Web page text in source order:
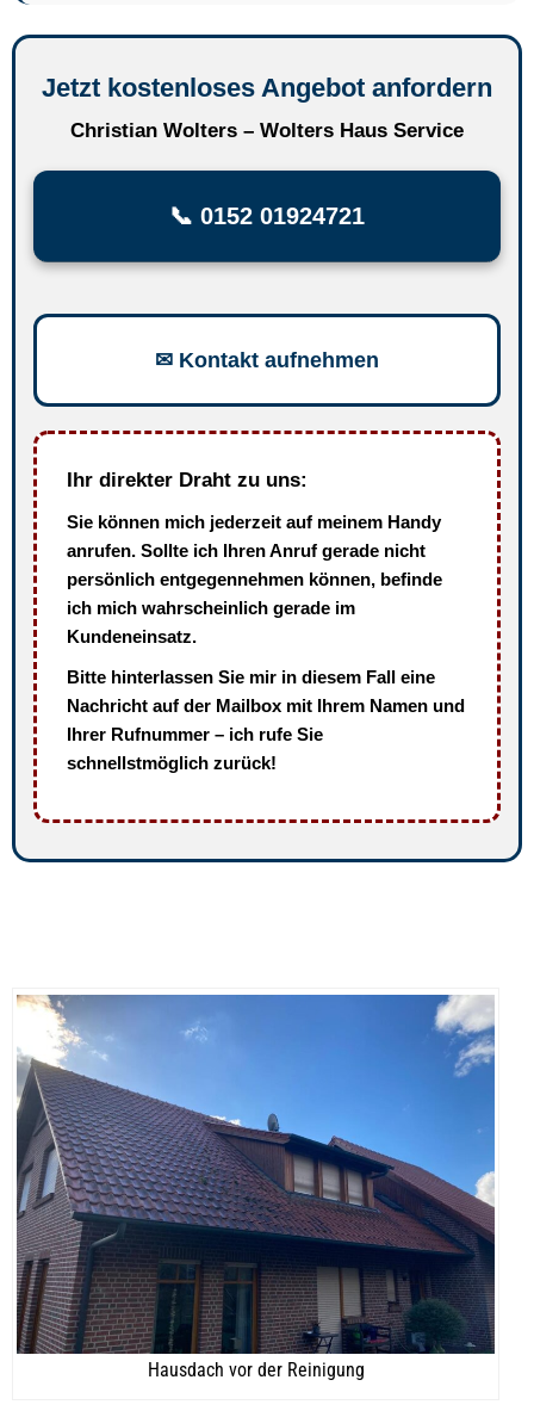
Jetzt kostenloses Angebot anfordern
Christian Wolters – Wolters Haus Service
📞 0152 01924721
✉ Kontakt aufnehmen
Ihr direkter Draht zu uns:
Sie können mich jederzeit auf meinem Handy
anrufen. Sollte ich Ihren Anruf gerade nicht
persönlich entgegennehmen können, befinde
ich mich wahrscheinlich gerade im
Kundeneinsatz.
Bitte hinterlassen Sie mir in diesem Fall eine
Nachricht auf der Mailbox mit Ihrem Namen und
Ihrer Rufnummer – ich rufe Sie
schnellstmöglich zurück!
Hausdach vor der Reinigung